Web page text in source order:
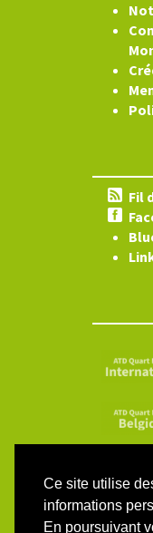
Ce site utilise
informations
En poursuivant
Fil